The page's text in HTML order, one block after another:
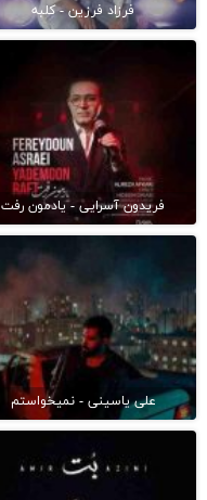
فرزاد فرزین - کلبه
فریدون آسرایی - یادمون رفت
علی یاسینی - نمیخواستم